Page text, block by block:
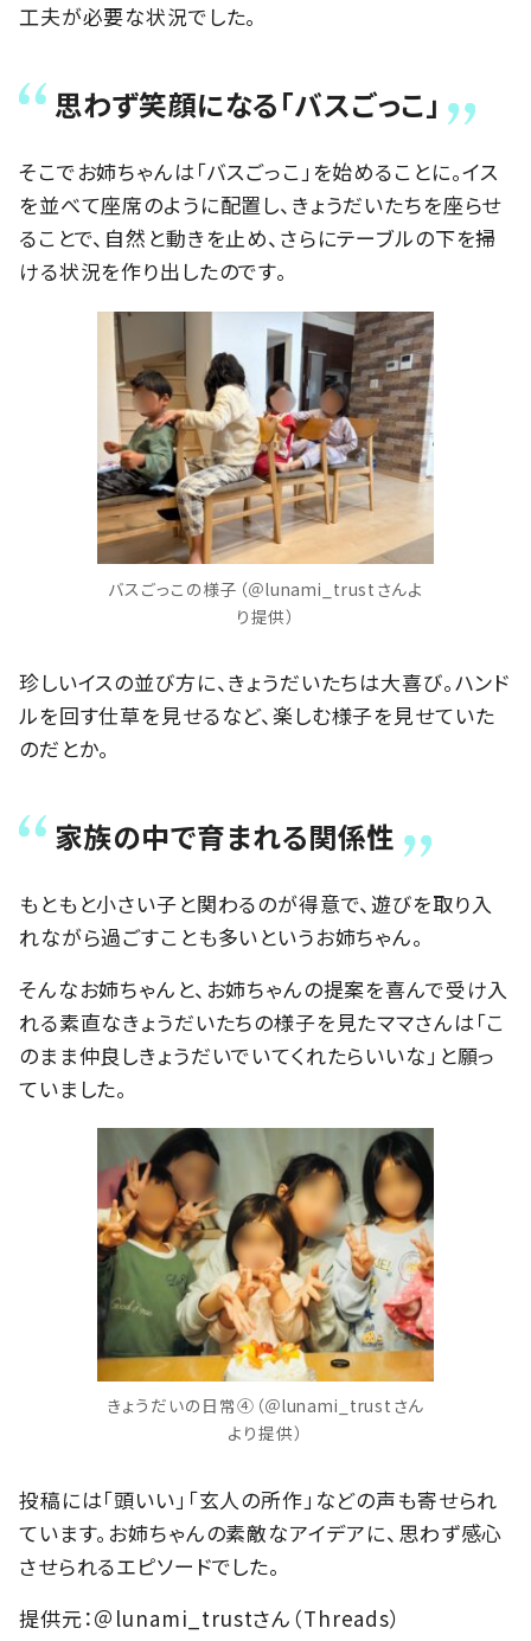
工夫が必要な状況でした。
思わず笑顔になる「バスごっこ」
そこでお姉ちゃんは「バスごっこ」を始めることに。イス
を並べて座席のように配置し、きょうだいたちを座らせ
ることで、自然と動きを止め、さらにテーブルの下を掃
ける状況を作り出したのです。
バスごっこの様子（＠lunami_trustさんよ
り提供）
珍しいイスの並び方に、きょうだいたちは大喜び。ハンド
ルを回す仕草を見せるなど、楽しむ様子を見せていた
のだとか。
家族の中で育まれる関係性
もともと小さい子と関わるのが得意で、遊びを取り入
れながら過ごすことも多いというお姉ちゃん。
そんなお姉ちゃんと、お姉ちゃんの提案を喜んで受け入
れる素直なきょうだいたちの様子を見たママさんは「こ
のまま仲良しきょうだいでいてくれたらいいな」と願っ
ていました。
きょうだいの日常④（＠lunami_trustさん
より提供）
投稿には「頭いい」「玄人の所作」などの声も寄せられ
ています。お姉ちゃんの素敵なアイデアに、思わず感心
させられるエピソードでした。
提供元：＠lunami_trustさん（Threads）